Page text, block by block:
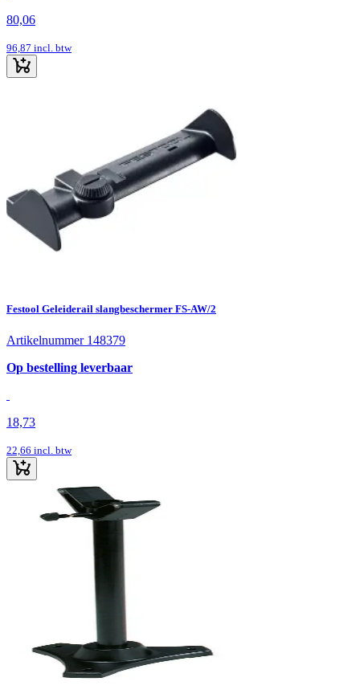
80,06
96,87 incl. btw
Festool Geleiderail slangbeschermer FS-AW/2
Artikelnummer 148379
Op bestelling leverbaar
18,73
22,66 incl. btw